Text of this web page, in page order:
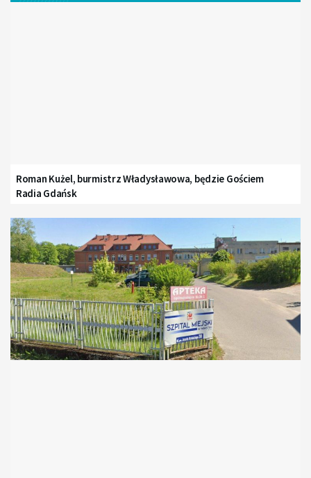
Roman Kużel, burmistrz Władysławowa, będzie Gościem
Radia Gdańsk